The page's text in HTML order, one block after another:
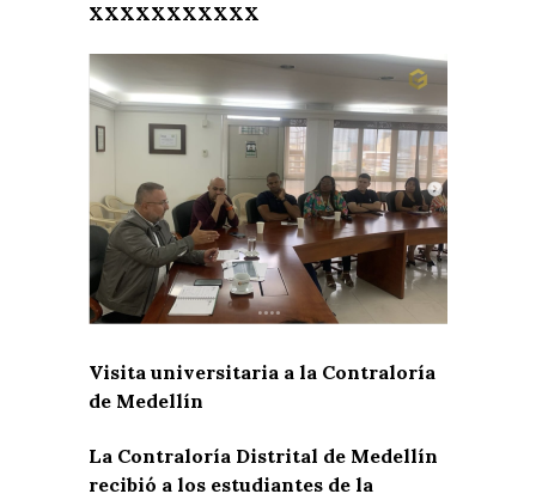
XXXXXXXXXXX
Visita universitaria a la Contraloría
de Medellín
La Contraloría Distrital de Medellín
recibió a los estudiantes de la